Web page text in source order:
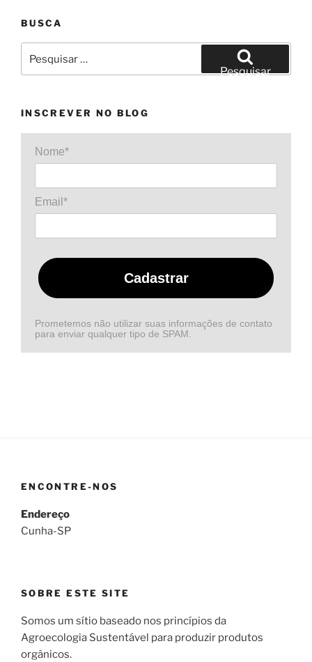
BUSCA
por:
Pesquisar
INSCREVER NO BLOG
Nome*
Email*
Cadastrar
Prometemos não utilizar suas informações de contato
para enviar qualquer tipo de SPAM.
ENCONTRE-NOS
Endereço
Cunha-SP
SOBRE ESTE SITE
Somos um sítio baseado nos princípios da
Agroecologia Sustentável para produzir produtos
orgânicos.